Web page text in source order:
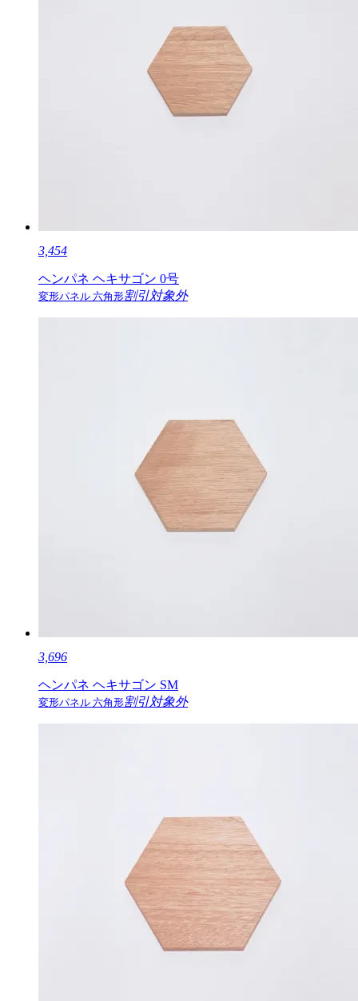
3,454
ヘンパネ ヘキサゴン 0号
変形パネル 六角形割引対象外
3,696
ヘンパネ ヘキサゴン SM
変形パネル 六角形割引対象外